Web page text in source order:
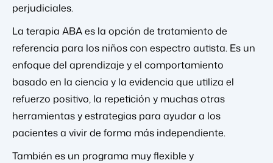
perjudiciales.
La terapia ABA es la opción de tratamiento de
referencia para los niños con espectro autista. Es un
enfoque del aprendizaje y el comportamiento
basado en la ciencia y la evidencia que utiliza el
refuerzo positivo, la repetición y muchas otras
herramientas y estrategias para ayudar a los
pacientes a vivir de forma más independiente.
También es un programa muy flexible y